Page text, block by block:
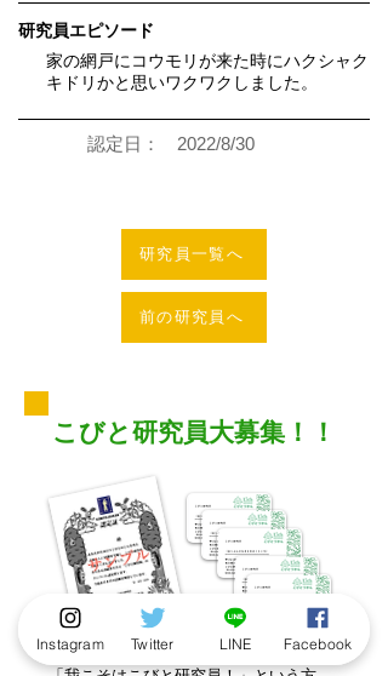
研究員エピソード
家の網戸にコウモリが来た時にハクシャク
キドリかと思いワクワクしました。
認定日： 2022/8/30
研究員一覧へ
前の研究員へ
こびと研究員大募集！！
Instagram Twitter LINE Facebook